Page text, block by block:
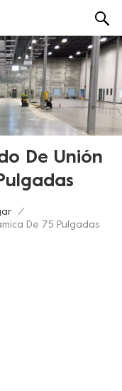
De Unión
/
De 75 Pulgadas